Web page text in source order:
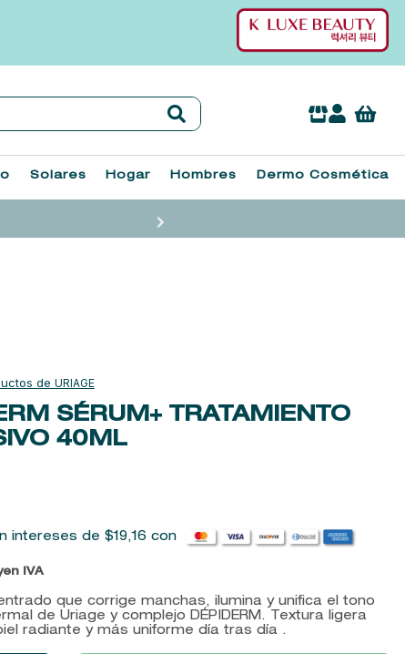
Solares Hogar Hombres Dermo Cosmética
URIAGE
SÉRUM+ TRATAMIENTO
40ML
intereses de $19,16con
IVA
que corrige manchas, ilumina y unifica el tono
de Uriage y complejo DÉPIDERM. Textura ligera
radiante y más uniforme día tras día .